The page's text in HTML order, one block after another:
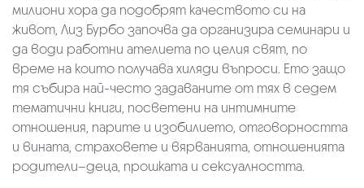
милиони хора да подобрят качеството си на
живот, Лиз Бурбо започва да организира семинари и
да води работни ателиета по целия свят, по
време на които получава хиляди въпроси. Ето защо
тя събира най-често задаваните от тях в седем
тематични книги, посветени на интимните
отношения, парите и изобилието, отговорността
и вината, страховете и вярванията, отношенията
родители–деца, прошката и сексуалността.